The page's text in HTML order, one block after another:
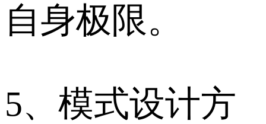
自身极限。
5、模式设计方